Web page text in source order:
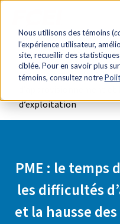
Nous utilisons des témoins (
l’expérience utilisateur,
site, recueillir des
ciblée. Pour en savoir plus
témoins, consultez notre
Accueil
Salle de presse
PME : le temps des
d’exploitation
PME : le temps
les difficultés
et la hausse